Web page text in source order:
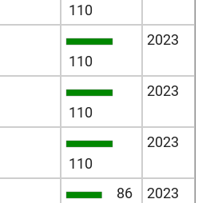
110
110
2023
110
2023
110
2023
86
2023